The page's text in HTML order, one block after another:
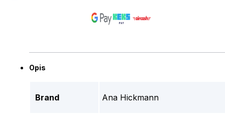
Opis
Brand Ana Hickmann